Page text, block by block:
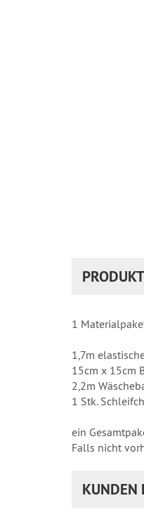
1
1,7m
15cm x 15cm
2,2m
1 Stk.
ein
Falls nicht
KUNDEN